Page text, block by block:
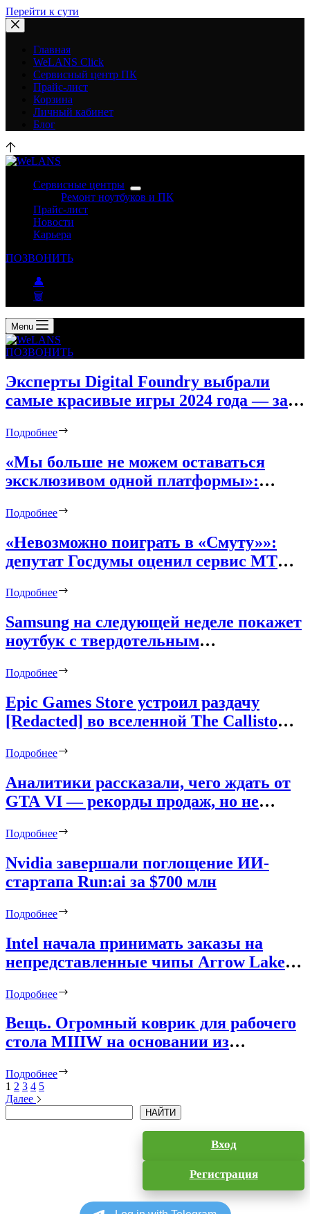
Перейти к сути
Главная
WeLANS Click
Сервисный центр ПК
Прайс-лист
Корзина
Личный кабинет
Блог
Сервисные центры
Ремонт ноутбуков и ПК
Прайс-лист
Новости
Карьера
ПОЗВОНИТЬ
👤
🗑
Menu
ПОЗВОНИТЬ
Эксперты Digital Foundry выбрали
самые красивые игры 2024 года — за
Hellblade II и Indiana Jones and the
Great Circle
Подробнее
«Мы больше не можем оставаться
эксклюзивом одной платформы»:
Fantasy VII Rebirth, но дальше так
продолжать нельзя
Подробнее
«Невозможно поиграть в «Смуту»»:
депутат Госдумы оценил сервис МТС
Подробнее
Samsung на следующей неделе покажет
ноутбук с твердотельным
Подробнее
Epic Games Store устроил раздачу
[Redacted] во вселенной The Callisto
России
Подробнее
Аналитики рассказали, чего ждать от
GTA VI — рекорды продаж, но не
Подробнее
Nvidia завершали поглощение ИИ-
стартапа Run:ai за $700 млн
Подробнее
Intel начала принимать заказы на
непредставленные чипы Arrow Lake
Подробнее
Вещь. Огромный коврик для рабочего
стола MIIIW на основании из
каждый
Подробнее
1 2 3 4 5
Далее
НАЙТИ
Вход
Регистрация